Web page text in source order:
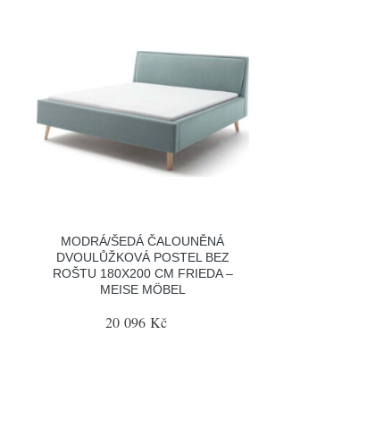
MODRÁ/ŠEDÁ ČALOUNĚNÁ
DVOULŮŽKOVÁ POSTEL BEZ
ROŠTU 180X200 CM FRIEDA –
MEISE MÖBEL
20 096 Kč